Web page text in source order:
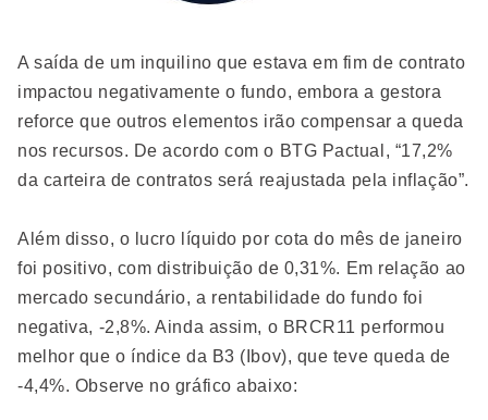
A saída de um inquilino que estava em fim de contrato
impactou negativamente o fundo, embora a gestora
reforce que outros elementos irão compensar a queda
nos recursos. De acordo com o BTG Pactual, “17,2%
da carteira de contratos será reajustada pela inflação”.
Além disso, o lucro líquido por cota do mês de janeiro
foi positivo, com distribuição de 0,31%. Em relação ao
mercado secundário, a rentabilidade do fundo foi
negativa, -2,8%. Ainda assim, o BRCR11 performou
melhor que o índice da B3 (Ibov), que teve queda de
-4,4%. Observe no gráfico abaixo: